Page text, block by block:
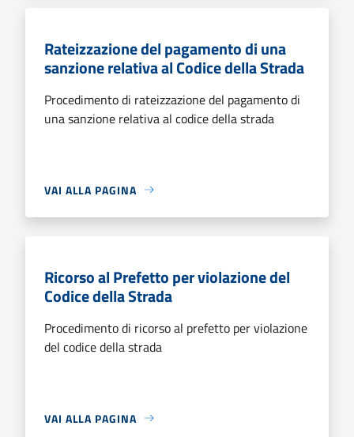
Rateizzazione del pagamento di una
sanzione relativa al Codice della Strada
Procedimento di rateizzazione del pagamento di
una sanzione relativa al codice della strada
VAI ALLA PAGINA
Ricorso al Prefetto per violazione del
Codice della Strada
Procedimento di ricorso al prefetto per violazione
del codice della strada
VAI ALLA PAGINA